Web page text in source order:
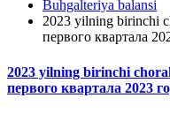
Buhgalteriya balansi
2023 yilning birinchi
первого квартала
2023 yilning birinchi
первого квартала 2023